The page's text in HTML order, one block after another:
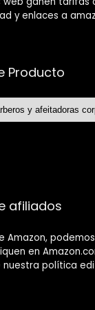
y enlaces a
Producto
afiliados
Amazon,
en
política